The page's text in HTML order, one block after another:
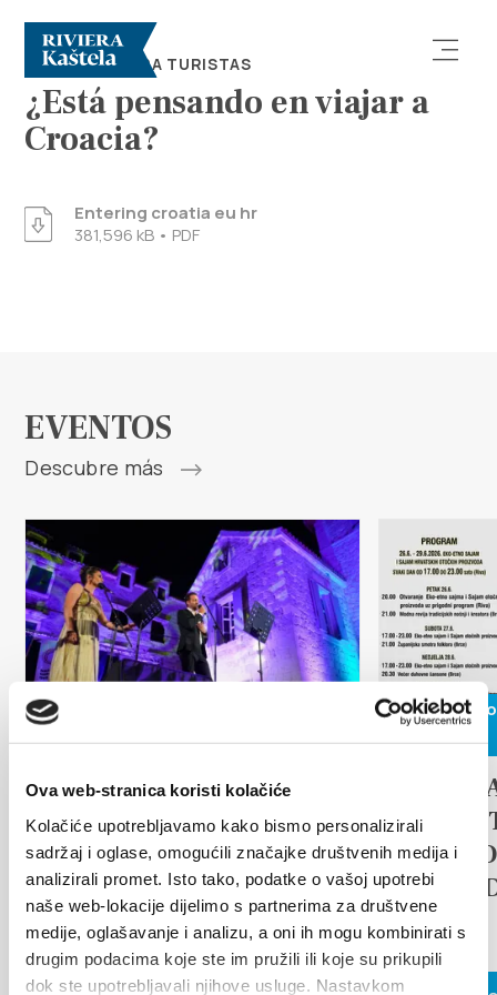
Ova web-stranica koristi kolačiće
Kolačiće upotrebljavamo kako bismo personalizirali
sadržaj i oglase, omogućili značajke društvenih medija i
analizirali promet. Isto tako, podatke o vašoj upotrebi
naše web-lokacije dijelimo s partnerima za društvene
medije, oglašavanje i analizu, a oni ih mogu kombinirati s
drugim podacima koje ste im pružili ili koje su prikupili
dok ste upotrebljavali njihove usluge. Nastavkom
Información
Safe in Dalmatia
es
info@kastela-info.hr
Villa Nika, Kamberovo šetalište 30,
21216 Kaštel Stari, Hrvatska
Instrucciones
CONSEJOS PARA TURISTAS
¿Está pensando en viajar a
Croacia?
Entering croatia eu hr
381,596 kB • PDF
EVENTOS
Descubre más
17 de agosto de 2026
Arias under the stars
LEER MÁS
26 de
de 2026
17th
FAIR